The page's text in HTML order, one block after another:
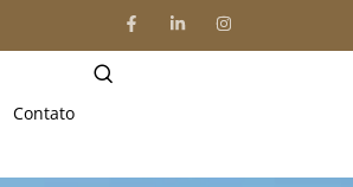
Contato